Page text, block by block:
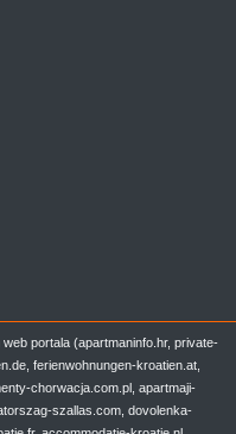
portala (apartmaninfo.hr, private-
ferienwohnungen-kroatien.at,
chorwacja.com.pl, apartmaji-
szallas.com, dovolenka-